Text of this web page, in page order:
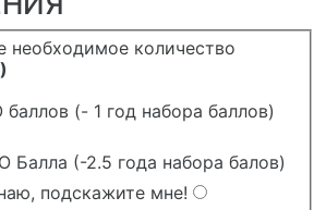
необходимое количество
(- 1 год набора баллов)
Балла (-2.5 года набора балов)
подскажите мне!